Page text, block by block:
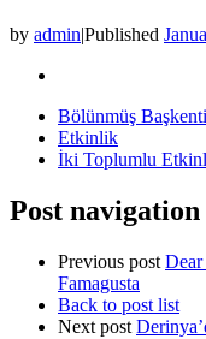
by admin|Published
Bölünmüş
Etkinlik
İki Toplumlu
Post navigation
Previous post Dear
Famagusta
Back to post list
Next post